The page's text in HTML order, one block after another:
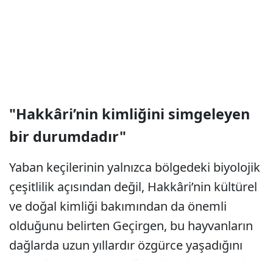
"Hakkâri’nin kimliğini simgeleyen
bir durumdadır"
Yaban keçilerinin yalnızca bölgedeki biyolojik
çeşitlilik açısından değil, Hakkâri’nin kültürel
ve doğal kimliği bakımından da önemli
olduğunu belirten Geçirgen, bu hayvanların
dağlarda uzun yıllardır özgürce yaşadığını